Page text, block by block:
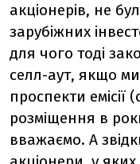
акціонерів, не
зарубіжних
для чого тоді
селл-аут, якщо
проспекти емісії
розміщення в
вважаємо. А